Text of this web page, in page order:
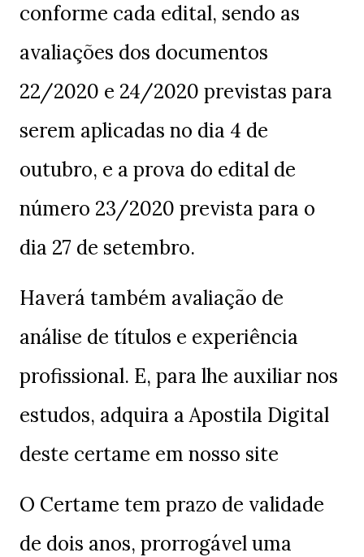
conforme cada edital, sendo as
avaliações dos documentos
22/2020 e 24/2020 previstas para
serem aplicadas no dia 4 de
outubro, e a prova do edital de
número 23/2020 prevista para o
dia 27 de setembro.
Haverá também avaliação de
análise de títulos e experiência
profissional. E, para lhe auxiliar nos
estudos, adquira a Apostila Digital
deste certame em nosso site
O Certame tem prazo de validade
de dois anos, prorrogável uma